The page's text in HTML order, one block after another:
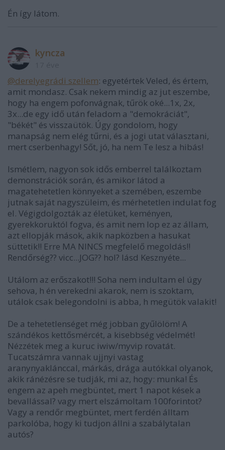
Én így látom.
kyncza
@derelyegrádi szellem: egyetértek Veled, és értem,
amit mondasz. Csak nekem mindig az jut eszembe,
hogy ha engem pofonvágnak, tűrök oké...1x, 2x,
3x...de egy idő után feladom a "demokráciát",
"békét" és visszaütök. Úgy gondolom, hogy
manapság nem elég tűrni, és a jogi utat választani,
mert cserbenhagy! Sőt, jó, ha nem Te lesz a hibás!
Ismétlem, nagyon sok idős emberrel találkoztam
demonstrációk során, és amikor látod a
magatehetetlen könnyeket a szemében, eszembe
jutnak saját nagyszüleim, és mérhetetlen indulat fog
el. Végigdolgozták az életüket, keményen,
gyerekkoruktól fogva, és amit nem lop ez az állam,
azt ellopják mások, akik napközben a hasukat
süttetik!! Erre MA NINCS megfelelő megoldás!!
Rendőrség?? vicc...JOG?? hol? lásd Kesznyéte...
Utálom az erőszakot!!! Soha nem indultam el úgy
sehova, h én verekedni akarok, nem is szoktam,
utálok csak belegondolni is abba, h megütök valakit!
De a tehetetlenséget még jobban gyűlölöm! A
szándékos kettősmércét, a kisebbség védelmét!
Nézzétek meg a kuruc iwiw/myvip rovatát.
Tucatszámra vannak ujjnyi vastag
aranynyaklánccal, márkás, drága autókkal olyanok,
akik ránézésre se tudják, mi az, hogy: munka! És
engem az apeh megbüntet, mert 1 napot kések a
bevallással? vagy mert elszámoltam 100forintot?
Vagy a rendőr megbüntet, mert ferdén álltam
parkolóba, hogy ki tudjon állni a szabálytalan
autós?